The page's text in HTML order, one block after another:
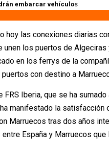
embarcar vehículos
hoy las conexiones diarias
los puertos de Algeciras
en los ferrys de la
con destino a
FRS Iberia, que se ha
manifestado la satisfacción
Marruecos tras dos años
España y Marruecos